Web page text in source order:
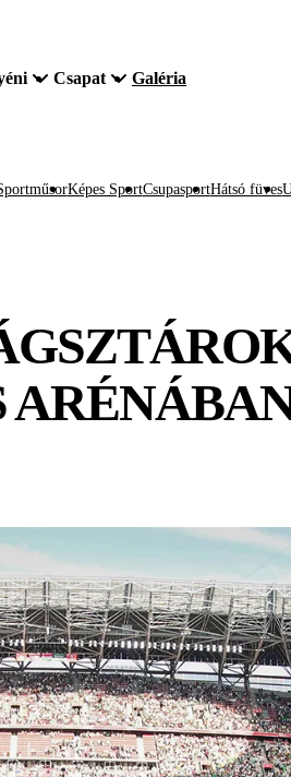
Csapat Galéria
Képes SportCsupasportHátsó füves